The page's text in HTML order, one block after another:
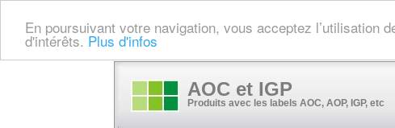
En poursuivant votre navigation, vous acceptez
d'intérêts. Plus d'infos
AOC et IGP
Produits avec les labels AOC, AOP, IGP, etc